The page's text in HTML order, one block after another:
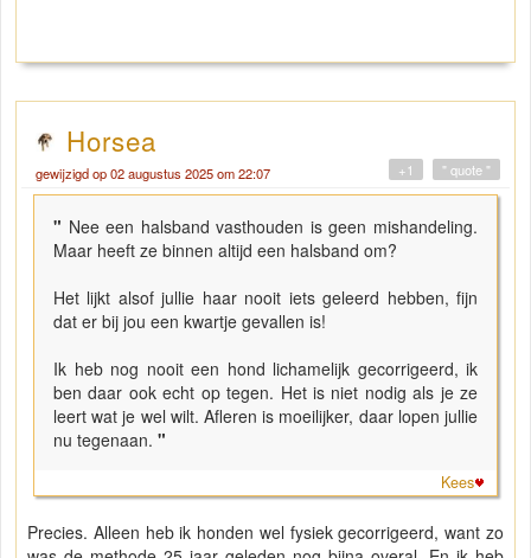
Horsea
gewijzigd op 02 augustus 2025 om 22:07 " quote "
+1
" Nee een halsband vasthouden is geen mishandeling.
Maar heeft ze binnen altijd een halsband om?
Het lijkt alsof jullie haar nooit iets geleerd hebben, fijn
dat er bij jou een kwartje gevallen is!
Ik heb nog nooit een hond lichamelijk gecorrigeerd, ik
ben daar ook echt op tegen. Het is niet nodig als je ze
leert wat je wel wilt. Afleren is moeilijker, daar lopen jullie
nu tegenaan. "
Kees
Precies. Alleen heb ik honden wel fysiek gecorrigeerd, want zo